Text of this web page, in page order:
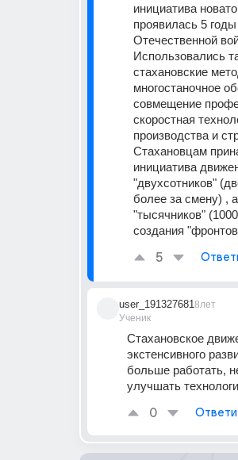
инициатива
проявилась 5
Отечественной
Использовались
стахановские
многостаночное
совмещение
скоростная
производства и
Стахановцам
инициатива
"двухсотников"
более за смену) ,
"тысячников"
создания
5
user_191327681
Ученик
8лет
Стахановское
экстенсивного
больше работать,
улучшать
0